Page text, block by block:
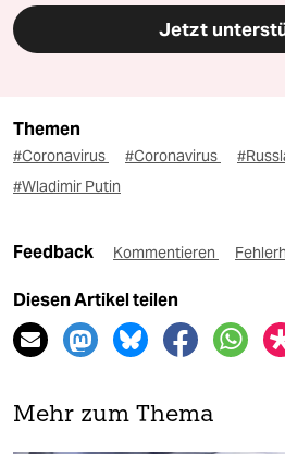
Jetzt
Themen
#Coronavirus #Coronavirus
#Wladimir Putin
Feedback Kommentieren
Diesen Artikel teilen
Mehr zum Thema